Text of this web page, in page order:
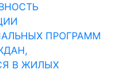
ПРОГРАММ
В ЖИЛЫХ